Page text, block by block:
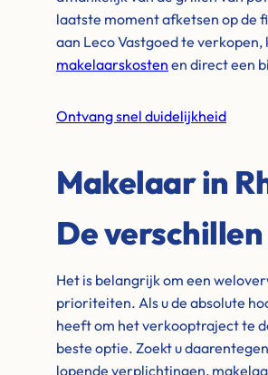
laatste moment afketsen op de
aan Leco Vastgoed te
makelaarskosten en direct een
Ontvang snel duidelijkheid
Makelaar in
De verschillen
Het is belangrijk om een
prioriteiten. Als u de absolute
heeft om het verkooptraject te
beste optie. Zoekt u
lopende verplichtingen,